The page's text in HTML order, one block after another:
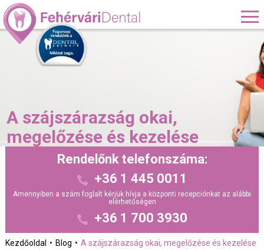
A szájszárazság okai,
megelőzése és kezelése
Rendelőnk telefonszáma:
+36 1 445 0011
Amennyiben a szám foglalt kérjük hívja a központi recepciónkat az alábbi
elérhetőségen
+36 1 700 3930
Kezdőoldal Blog A szájszárazság okai, megelőzése és kezelése